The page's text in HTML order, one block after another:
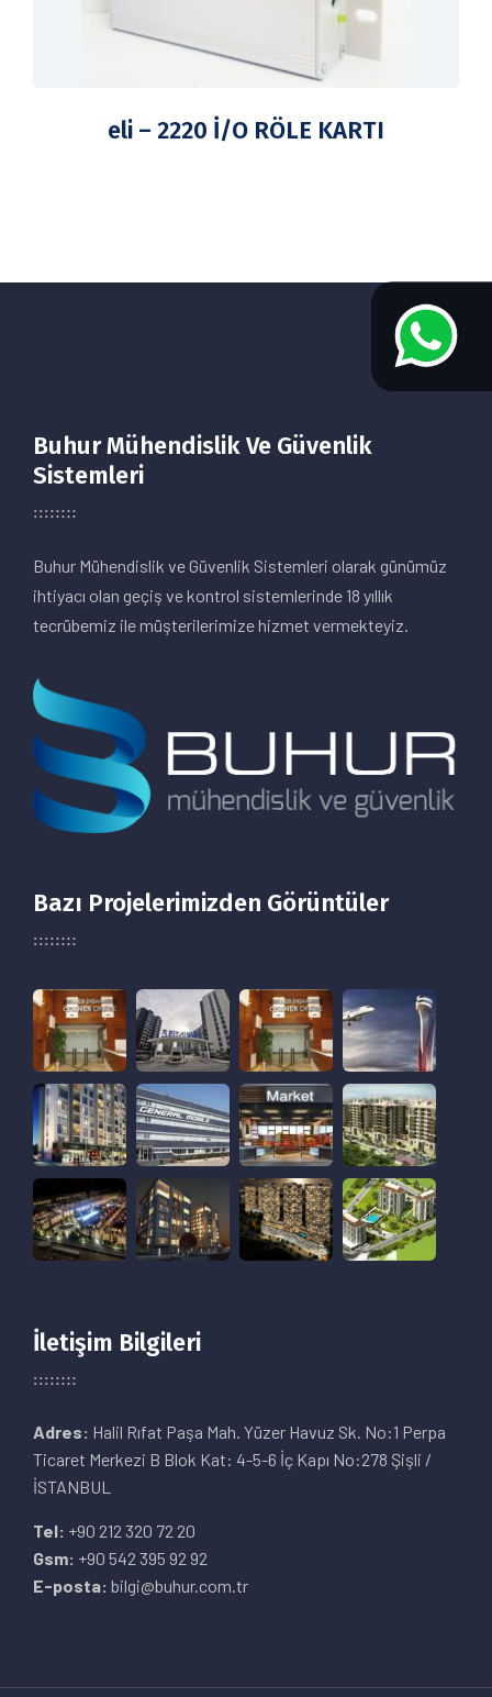
eli – 2220 İ/O RÖLE KARTI
Buhur Mühendislik Ve Güvenlik
Sistemleri
Buhur Mühendislik ve Güvenlik Sistemleri olarak günümüz
ihtiyacı olan geçiş ve kontrol sistemlerinde 18 yıllık
tecrübemiz ile müşterilerimize hizmet vermekteyiz.
Bazı Projelerimizden Görüntüler
İletişim Bilgileri
Adres: Halil Rıfat Paşa Mah. Yüzer Havuz Sk. No:1 Perpa
Ticaret Merkezi B Blok Kat: 4-5-6 İç Kapı No:278 Şişli /
İSTANBUL
Tel: +90 212 320 72 20
Gsm: +90 542 395 92 92
E-posta: bilgi@buhur.com.tr